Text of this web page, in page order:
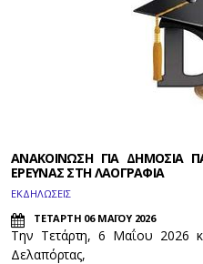
ΑΝΑΚΟΙΝΩΣΗ ΓΙΑ ΔΗΜΟΣΙΑ
ΕΡΕΥΝΑΣ ΣΤΗ ΛΑΟΓΡΑΦΙΑ
ΕΚΔΗΛΩΣΕΙΣ
ΤΕΤΑΡΤΗ 06 ΜΑΪΟΥ 2026
Την Τετάρτη, 6 Μαΐου 2026
Δελαπόρτας,